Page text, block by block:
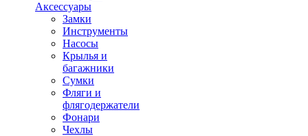
Аксессуары
Замки
Инструменты
Насосы
Крылья и
багажники
Сумки
Фляги и
флягодержатели
Фонари
Чехлы